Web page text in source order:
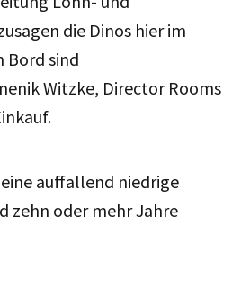
die Dinos hier im
Bord sind
Witzke, Director Rooms
auffallend niedrige
zehn oder mehr Jahre